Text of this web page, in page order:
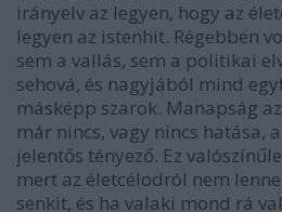
irányelv az legyen, hogy az
legyen az istenhit. Régebben
sem a vallás, sem a politikai
sehová, és nagyjából mind
másképp szarok. Manapság
már nincs, vagy nincs hatása,
jelentős tényező. Ez
mert az életcélodról nem
senkit, és ha valaki mond rá